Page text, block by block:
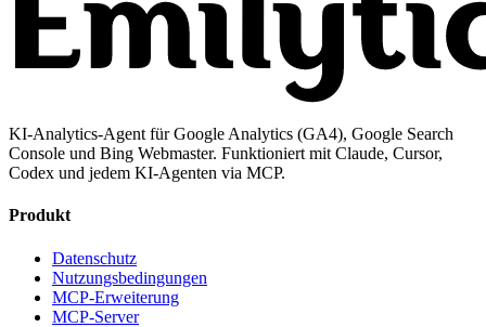
KI-Analytics-Agent für Google Analytics (GA4), Google Search
Console und Bing Webmaster. Funktioniert mit Claude, Cursor,
Codex und jedem KI-Agenten via MCP.
Produkt
Datenschutz
Nutzungsbedingungen
MCP-Erweiterung
MCP-Server